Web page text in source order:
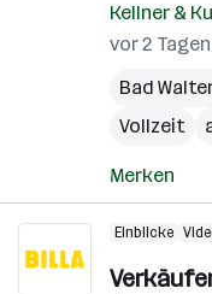
Kellner &
vor 2
Bad
Vollzeit
Merken
Einblicke